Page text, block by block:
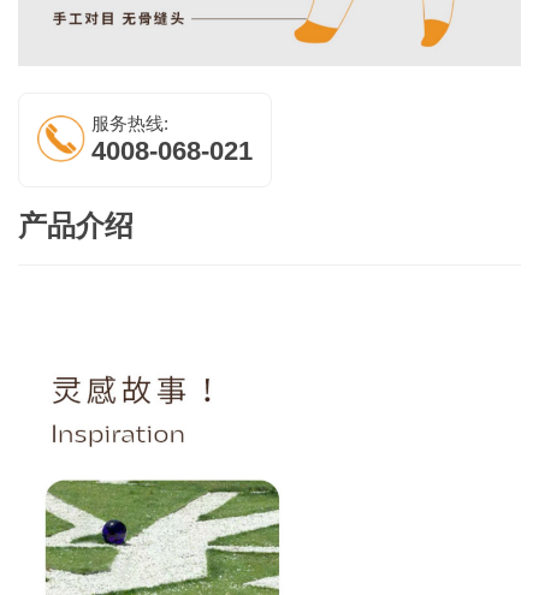
服务热线:
4008-068-021
产品介绍